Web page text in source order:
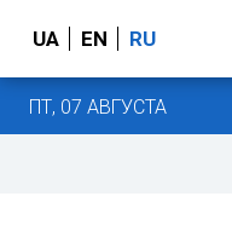
UA EN RU
ПТ, 07 АВГУСТА